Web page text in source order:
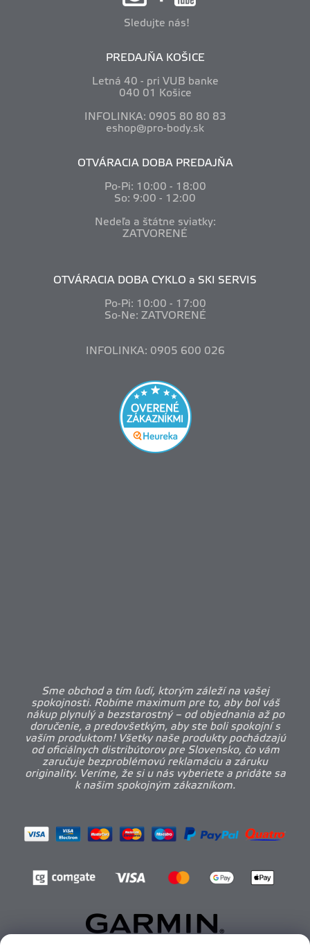
Sledujte nás!
PREDAJŇA KOŠICE
Letná 40 - pri VUB banke
040 01 Košice
INFOLINKA: 0905 80 80 83
eshop@pro-body.sk
OTVÁRACIA DOBA PREDAJŇA
Po-Pi: 10:00 - 18:00
So: 9:00 - 12:00
Nedeľa a štátne sviatky:
ZATVORENÉ
OTVÁRACIA DOBA CYKLO a SKI SERVIS
Po-Pi: 10:00 - 17:00
So-Ne: ZATVORENÉ
INFOLINKA: 0905 600 026
Sme obchod a tím ľudí, ktorým záleží na vašej
spokojnosti. Robíme maximum pre to, aby bol váš
nákup plynulý a bezstarostný – od objednania až po
doručenie, a predovšetkým, aby ste boli spokojní s
vaším produktom! Všetky naše produkty pochádzajú
od oficiálnych distribútorov pre Slovensko, čo vám
zaručuje bezproblémovú reklamáciu a záruku
originality. Veríme, že si u nás vyberiete a pridáte sa
k našim spokojným zákazníkom.